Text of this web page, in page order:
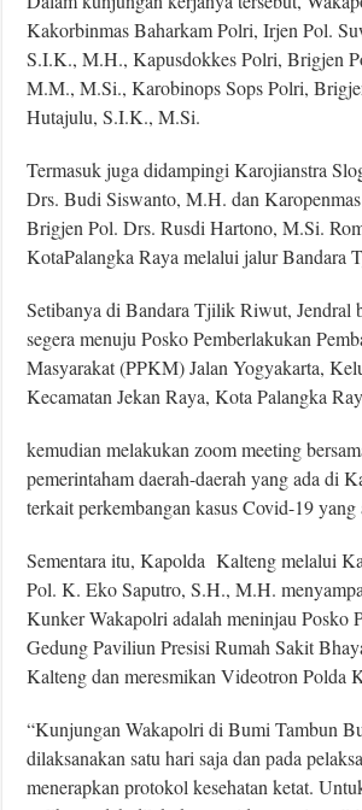
Kakorbinmas Baharkam Polri, Irjen Pol.
S.I.K., M.H., Kapusdokkes Polri, Brigjen
M.M., M.Si., Karobinops Sops Polri,
Hutajulu, S.I.K., M.Si.
Termasuk juga didampingi Karojianstra
Drs. Budi Siswanto, M.H. dan
Brigjen Pol. Drs. Rusdi Hartono, M.Si.
KotaPalangka Raya melalui jalur Bandara
Setibanya di Bandara Tjilik Riwut, Jendral
segera menuju Posko Pemberlakukan
Masyarakat (PPKM) Jalan Yogyakarta,
Kecamatan Jekan Raya, Kota Palangka
kemudian melakukan zoom meeting
pemerintaham daerah-daerah yang ada di
terkait perkembangan kasus Covid-19
Sementara itu, Kapolda Kalteng melalui
Pol. K. Eko Saputro, S.H., M.H.
Kunker Wakapolri adalah meninjau Posko
Gedung Paviliun Presisi Rumah Sakit
Kalteng dan meresmikan Videotron Polda
“Kunjungan Wakapolri di Bumi Tambun
dilaksanakan satu hari saja dan pada
menerapkan protokol kesehatan ketat.